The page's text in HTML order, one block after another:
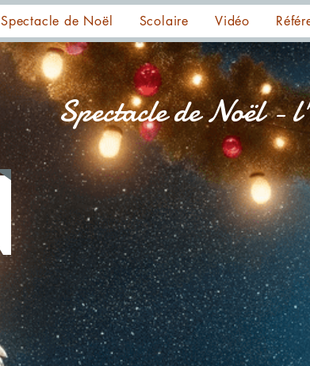
Spectacle de Noël Scolaire Vidéo
Spectacle de Noël -